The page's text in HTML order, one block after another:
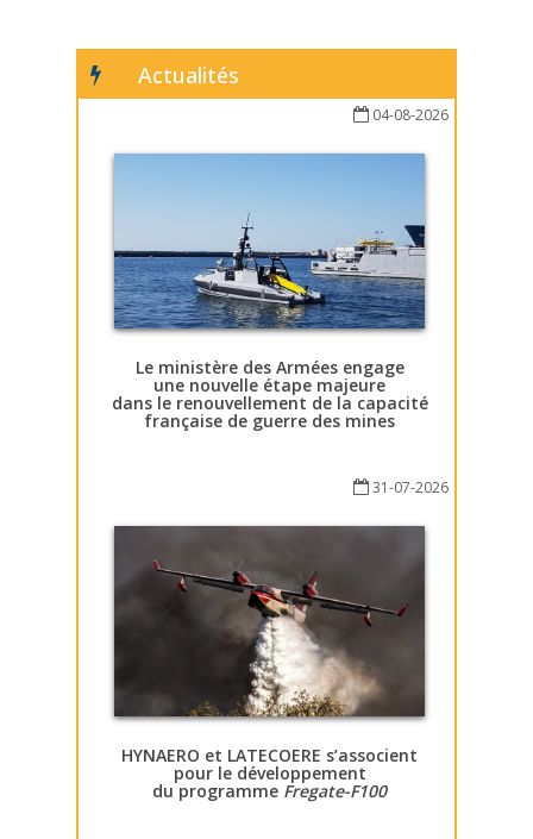
Actualités
04-08-2026
Le ministère des Armées engage
une nouvelle étape majeure
dans le renouvellement de la capacité
française de guerre des mines
31-07-2026
HYNAERO et LATECOERE s’associent
pour le développement
du programme Fregate-F100